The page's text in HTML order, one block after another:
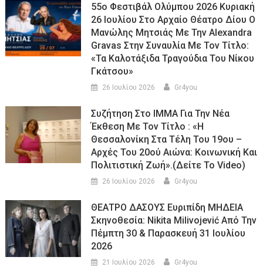
55ο Φεστιβάλ Ολύμπου 2026 Κυριακή
26 Ιουλίου Στο Αρχαίο Θέατρο Δίου Ο
Μανώλης Μητσιάς Με Την Alexandra
Gravas Στην Συναυλία Με Τον Τίτλο:
«τα Καλοτάξιδα Τραγούδια Του Νίκου
Γκάτσου»
26 Ιουλίου 2026 Gr4you
Συζήτηση Στο ΙΜΜΑ Για Την Νέα
Έκθεση Με Τον Τίτλο : «Η
Θεσσαλονίκη Στα Τέλη Του 19ου –
Αρχές Του 20ού Αιώνα: Κοινωνική Και
Πολιτιστική Ζωή».(Δείτε Το Video)
26 Ιουλίου 2026 Gr4you
ΘΕΑΤΡΟ ΔΑΣΟΥΣ Ευριπίδη ΜΗΔΕΙΑ
Σκηνοθεσία: Nikita Milivojević Από Την
Πέμπτη 30 & Παρασκευή 31 Ιουλίου
2026
21 Ιουλίου 2026 Gr4you